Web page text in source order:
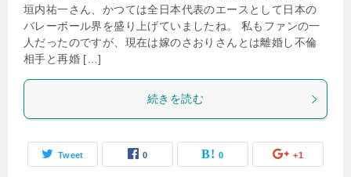
垣内祐一さん、かつては全日本代表のエースとして日本の
バレーボール界を盛り上げていましたね。 私もファンの一
人だったのですが、現在は嫁のさおりさんとは離婚し不倫
相手と再婚 […]
続きを読む
Tweet 0 0 +1